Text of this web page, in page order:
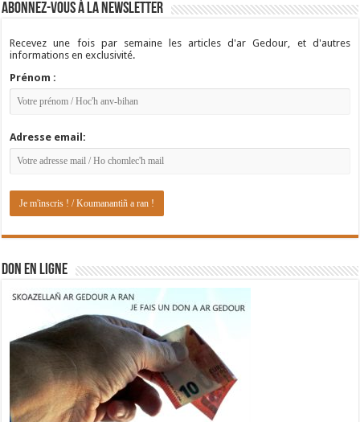
Abonnez-vous à la newsletter
Recevez une fois par semaine les articles d'ar Gedour, et d'autres
informations en exclusivité.
Prénom :
Adresse email:
DON EN LIGNE